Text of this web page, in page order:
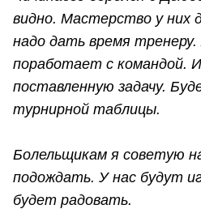
видно. Мастерство у них
надо дать время
поработает с командой.
поставленную задачу.
турнирной таблицы.
Болельщикам я советую
подождать. У нас будут
будет радовать.